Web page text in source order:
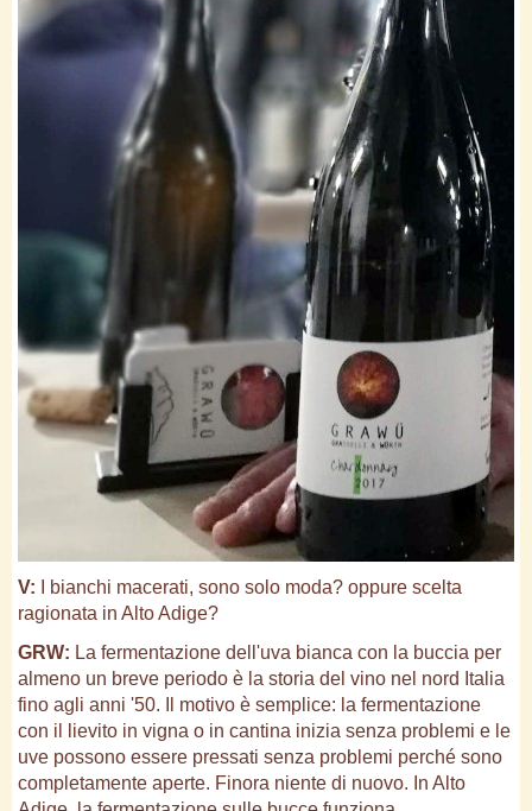
V: I bianchi macerati, sono solo moda? oppure scelta
ragionata in Alto Adige?
GRW: La fermentazione dell'uva bianca con la buccia per
almeno un breve periodo è la storia del vino nel nord Italia
fino agli anni '50. Il motivo è semplice: la fermentazione
con il lievito in vigna o in cantina inizia senza problemi e le
uve possono essere pressati senza problemi perché sono
completamente aperte. Finora niente di nuovo. In Alto